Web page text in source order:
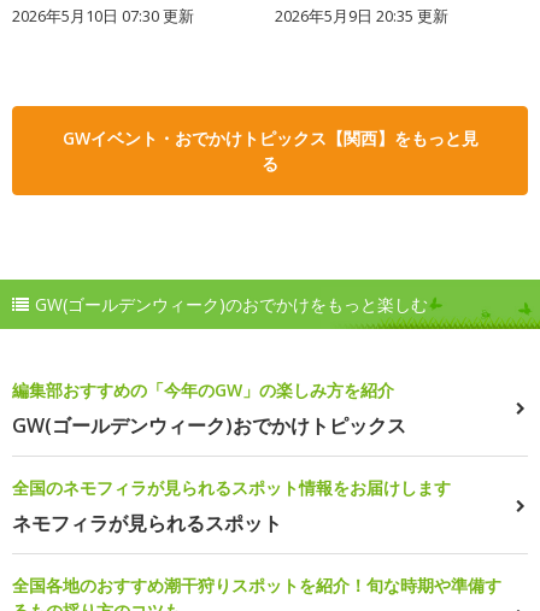
2026年5月10日 07:30 更新 2026年5月9日 20:35 更新
GWイベント・おでかけトピックス【関西】をもっと見
る
GW(ゴールデンウィーク)のおでかけをもっと楽しむ
編集部おすすめの「今年のGW」の楽しみ方を紹介
GW(ゴールデンウィーク)おでかけトピックス
全国のネモフィラが見られるスポット情報をお届けします
ネモフィラが見られるスポット
全国各地のおすすめ潮干狩りスポットを紹介！旬な時期や準備す